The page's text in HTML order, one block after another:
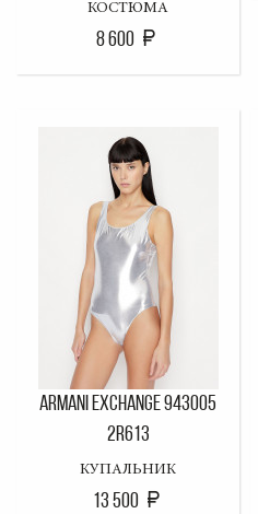
КОСТЮМА
8 600
ARMANI EXCHANGE 943005
2R613
КУПАЛЬНИК
13 500